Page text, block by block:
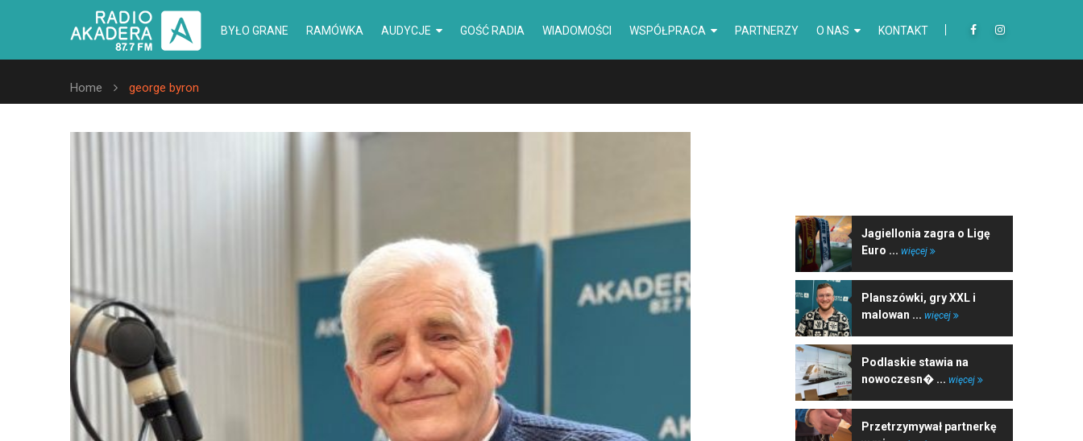
BYŁO GRANE RAMÓWKA AUDYCJE GOŚĆ RADIA WIADOMOŚCI WSPÓŁPRACA PARTNERZY O NAS KONTAKT
Home george byron
Jagiellonia zagra o Ligę
Euro ... więcej
Planszówki, gry XXL i
malowan ... więcej
Podlaskie stawia na
nowoczesn� ... więcej
Przetrzymywał partnerkę